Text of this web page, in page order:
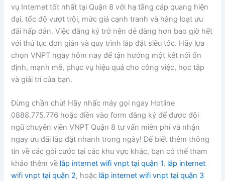
vụ Internet tốt nhất tại Quận 8 với hạ tầng cáp quang hiện
đại, tốc độ vượt trội, mức giá cạnh tranh và hàng loạt ưu
đãi hấp dẫn. Việc đăng ký trở nên dễ dàng hơn bao giờ hết
với thủ tục đơn giản và quy trình lắp đặt siêu tốc. Hãy lựa
chọn VNPT ngay hôm nay để tận hưởng một kết nối ổn
định, mạnh mẽ, phục vụ hiệu quả cho công việc, học tập
và giải trí của bạn.
Đừng chần chừ! Hãy nhấc máy gọi ngay Hotline
0888.775.776 hoặc điền vào form đăng ký để được đội
ngũ chuyên viên VNPT Quận 8 tư vấn miễn phí và nhận
ngay ưu đãi lắp đặt nhanh trong ngày! Để biết thêm thông
tin về các gói cước tại các khu vực khác, bạn có thể tham
khảo thêm về lắp internet wifi vnpt tại quận 1, lắp internet
wifi vnpt tại quận 2, hoặc lắp internet wifi vnpt tại quận 3